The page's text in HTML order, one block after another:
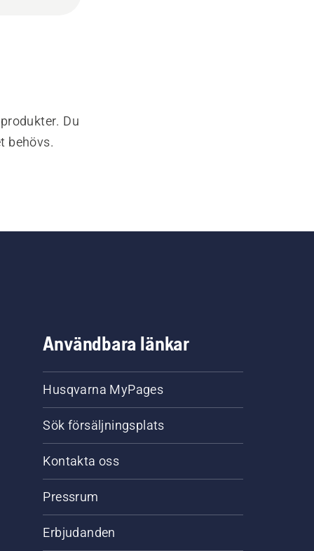
Du
behövs.
Användbara länkar
Husqvarna MyPages
Sök försäljningsplats
Kontakta oss
Pressrum
Erbjudanden